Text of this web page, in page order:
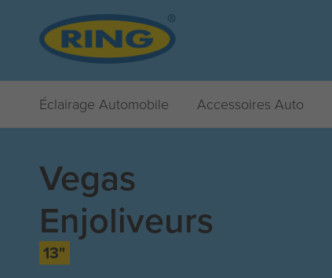
Éclairage Automobile Accessoires Auto
Vegas
Enjoliveurs
13"